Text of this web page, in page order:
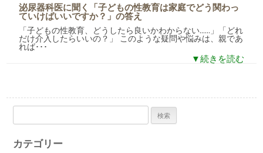
泌尿器科医に聞く「子どもの性教育は家庭でどう関わっ
ていけばいいですか？」の答え
「子どもの性教育、どうしたら良いかわからない......」「どれ
だけ介入したらいいの？」 このような疑問や悩みは、親であ
れば･･･
▼続きを読む
索:
カテゴリー